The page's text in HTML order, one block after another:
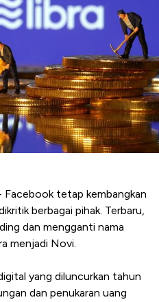
Facebook tetap kembangkan
berbagai pihak. Terbaru,
dan mengganti nama
menjadi Novi.
yang diluncurkan tahun
dan penukaran uang